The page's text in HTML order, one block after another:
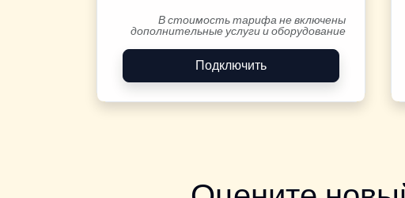
В стоимость тарифа не включены
дополнительные услуги и оборудование
Подключить